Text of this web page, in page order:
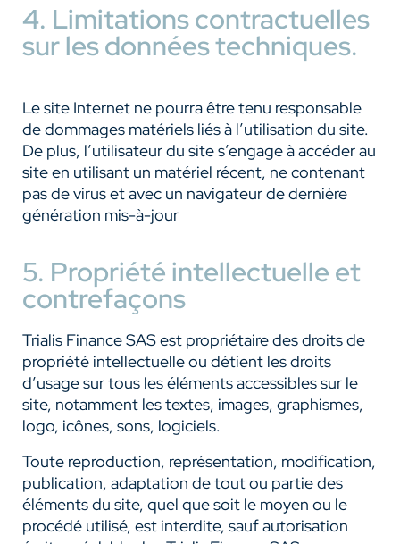
4. Limitations contractuelles
sur les données techniques.
Le site Internet ne pourra être tenu responsable
de dommages matériels liés à l’utilisation du site.
De plus, l’utilisateur du site s’engage à accéder au
site en utilisant un matériel récent, ne contenant
pas de virus et avec un navigateur de dernière
génération mis-à-jour
5. Propriété intellectuelle et
contrefaçons
Trialis Finance SAS est propriétaire des droits de
propriété intellectuelle ou détient les droits
d’usage sur tous les éléments accessibles sur le
site, notamment les textes, images, graphismes,
logo, icônes, sons, logiciels.
Toute reproduction, représentation, modification,
publication, adaptation de tout ou partie des
éléments du site, quel que soit le moyen ou le
procédé utilisé, est interdite, sauf autorisation